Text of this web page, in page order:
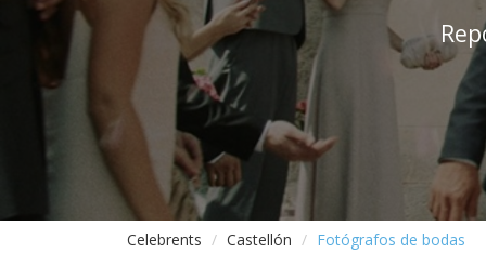
Celebrents Castellón Fotógrafos de bodas